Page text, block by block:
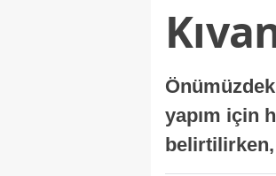
yapım için